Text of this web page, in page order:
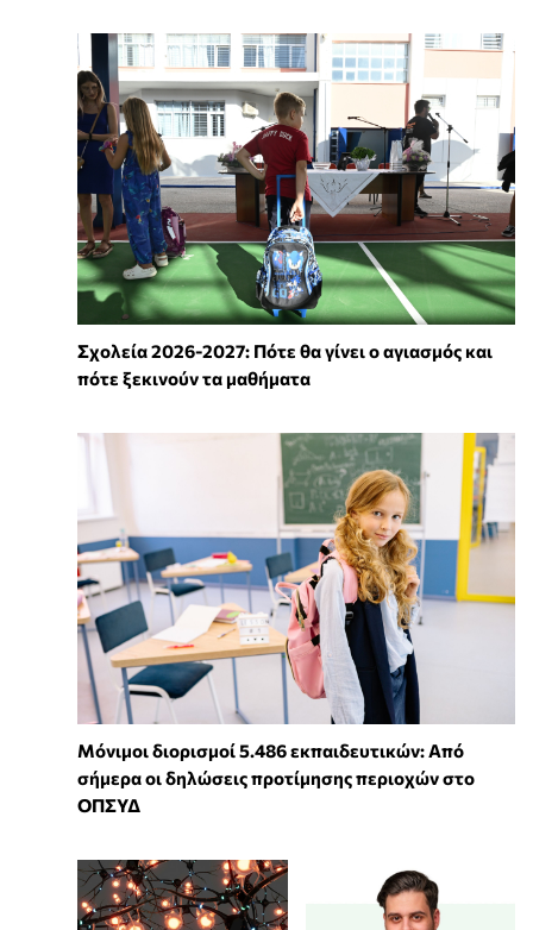
Σχολεία 2026-2027: Πότε θα γίνει ο αγιασμός και
πότε ξεκινούν τα μαθήματα
Μόνιμοι διορισμοί 5.486 εκπαιδευτικών: Από
σήμερα οι δηλώσεις προτίμησης περιοχών στο
ΟΠΣΥΔ